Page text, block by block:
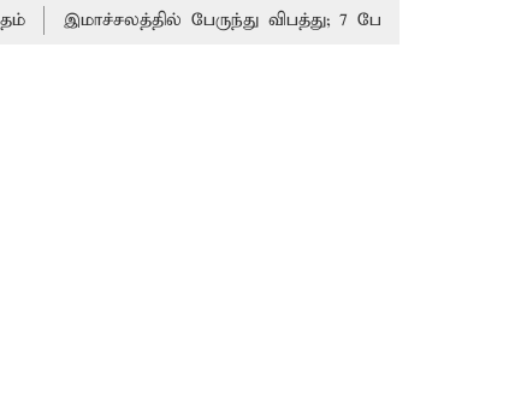
இமாச்சலத்தில் பேருந்து விபத்து; 7 பேர் பலி - பிரதமர்